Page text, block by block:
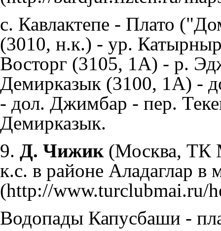
с. Кавлактепе - Плато
(3010, н.к.) - ур.
Восторг (3105, 1А) - р.
Демирказык (3100, 1А) -
- дол. Джимбар - пер.
Демирказык.
9. Д. Чижик(Москва,
к.с. в районе Аладаглар в
Водопады Капусбаши -